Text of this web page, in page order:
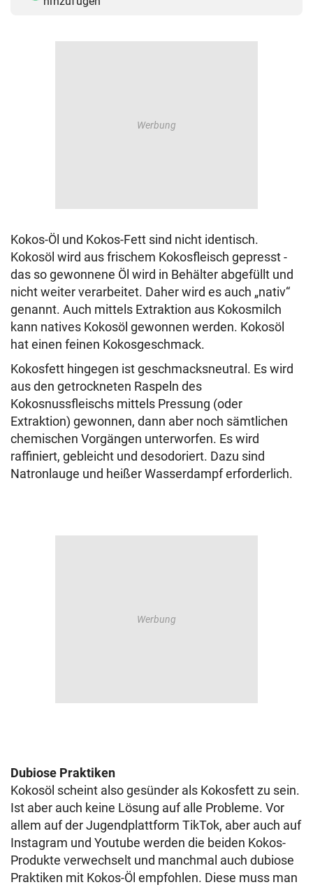
Kokos-Öl und Kokos-Fett sind nicht identisch.
Kokosöl wird aus frischem Kokosfleisch gepresst -
das so gewonnene Öl wird in Behälter abgefüllt und
nicht weiter verarbeitet. Daher wird es auch „nativ“
genannt. Auch mittels Extraktion aus Kokosmilch
kann natives Kokosöl gewonnen werden. Kokosöl
hat einen feinen Kokosgeschmack.
Kokosfett hingegen ist geschmacksneutral. Es wird
aus den getrockneten Raspeln des
Kokosnussfleischs mittels Pressung (oder
Extraktion) gewonnen, dann aber noch sämtlichen
chemischen Vorgängen unterworfen. Es wird
raffiniert, gebleicht und desodoriert. Dazu sind
Natronlauge und heißer Wasserdampf erforderlich.
Dubiose Praktiken
Kokosöl scheint also gesünder als Kokosfett zu sein.
Ist aber auch keine Lösung auf alle Probleme. Vor
allem auf der Jugendplattform TikTok, aber auch auf
Instagram und Youtube werden die beiden Kokos-
Produkte verwechselt und manchmal auch dubiose
Praktiken mit Kokos-Öl empfohlen. Diese muss man